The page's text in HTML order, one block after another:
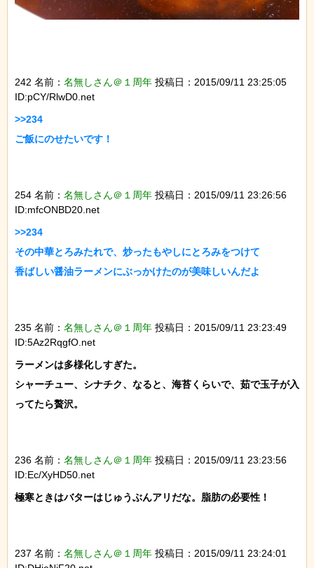
242 名前： 名無しさん＠１周年 投稿日：2015/09/11 23:25:05
ID:pCY/RlwD0.net
>>234
ご飯にのせたいです！
254 名前： 名無しさん＠１周年 投稿日：2015/09/11 23:26:56
ID:mfcONBD20.net
>>234
その中華とろみたれで、炒ったもやしにとろみをつけて
香ばしい醤油ラーメンにぶっかけたのが美味しいんだよ
235 名前： 名無しさん＠１周年 投稿日：2015/09/11 23:23:49
ID:5Az2RqgfO.net
ラーメンは多様化しすぎた。
シャーチュー、シナチク、なると、海苔くらいで、茹で玉子が入
ってたら贅沢。
236 名前： 名無しさん＠１周年 投稿日：2015/09/11 23:23:56
ID:Ec/XyHD50.net
極寒ときはバターはじゅうぶんアリだな。脂肪の必要性！
237 名前： 名無しさん＠１周年 投稿日：2015/09/11 23:24:01